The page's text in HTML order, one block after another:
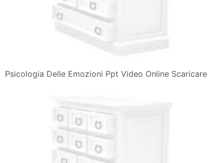
Psicologia Delle Emozioni Ppt Video Online Scaricare